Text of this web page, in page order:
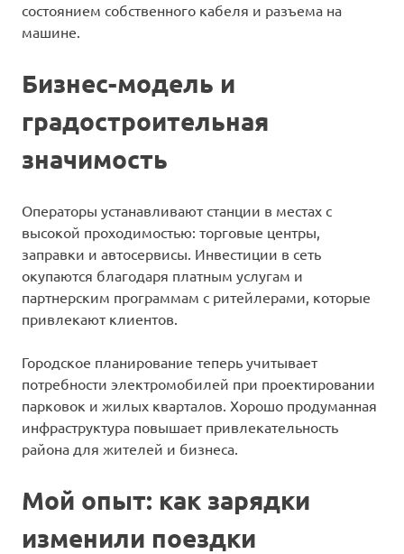
состоянием собственного кабеля и разъема на
машине.
Бизнес-модель и
градостроительная
значимость
Операторы устанавливают станции в местах с
высокой проходимостью: торговые центры,
заправки и автосервисы. Инвестиции в сеть
окупаются благодаря платным услугам и
партнерским программам с ритейлерами, которые
привлекают клиентов.
Городское планирование теперь учитывает
потребности электромобилей при проектировании
парковок и жилых кварталов. Хорошо продуманная
инфраструктура повышает привлекательность
района для жителей и бизнеса.
Мой опыт: как зарядки
изменили поездки